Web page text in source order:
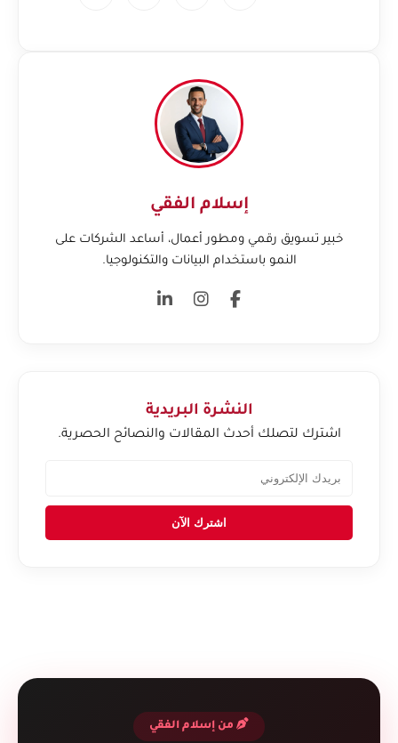
إسلام الفقي
خبير تسويق رقمي ومطور أعمال، أساعد الشركات على
النمو باستخدام البيانات والتكنولوجيا.
النشرة البريدية
اشترك لتصلك أحدث المقالات والنصائح الحصرية.
اشترك الآن
من إسلام الفقي